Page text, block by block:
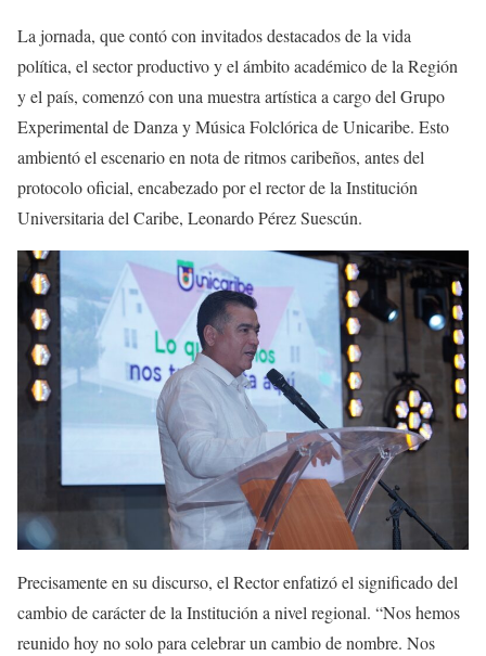
La jornada, que contó con invitados destacados de la vida
política, el sector productivo y el ámbito académico de la Región
y el país, comenzó con una muestra artística a cargo del Grupo
Experimental de Danza y Música Folclórica de Unicaribe. Esto
ambientó el escenario en nota de ritmos caribeños, antes del
protocolo oficial, encabezado por el rector de la Institución
Universitaria del Caribe, Leonardo Pérez Suescún.
Precisamente en su discurso, el Rector enfatizó el significado del
cambio de carácter de la Institución a nivel regional. “Nos hemos
reunido hoy no solo para celebrar un cambio de nombre. Nos